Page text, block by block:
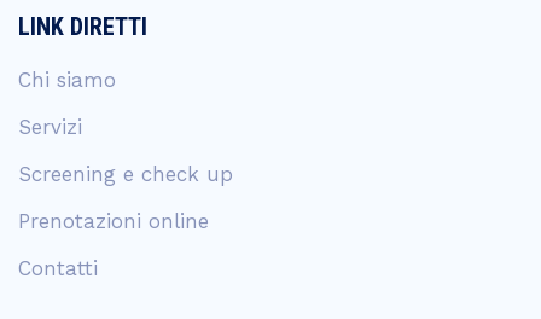
LINK DIRETTI
Chi siamo
Servizi
Screening e check up
Prenotazioni online
Contatti